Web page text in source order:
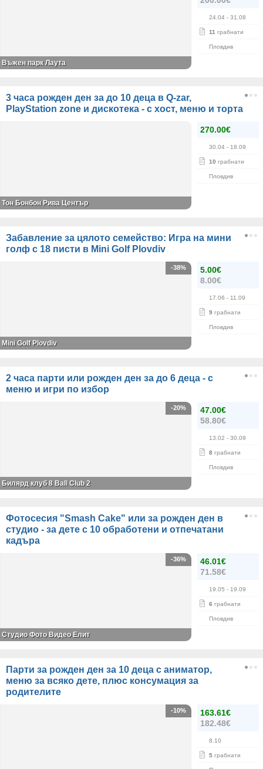
24.04 - 31.08
11 грабнати
Пловдив
Въжен парк Лаута
3 часа рожден ден за до 10 деца в Q-zar,
PlayStation zone и дискотека - с хост, меню и торта
270.00€
30.04 - 18.09
10 грабнати
Пловдив
Тон Бонбон Рива Център
Забавление за цялото семейство: Игра на мини
голф с 18 писти в Mini Golf Plovdiv
5.00€
8.00€
17.06 - 11.09
9 грабнати
Пловдив
-38%
Mini Golf Plovdiv
2 часа парти или рожден ден за до 6 деца - с
меню и игри по избор
47.00€
58.80€
13.02 - 30.09
8 грабнати
Пловдив
-20%
Билярд клуб 8 Ball Club 2
Фотосесия "Smash Cake" или за рожден ден в
студио - за дете с 10 обработени и отпечатани
кадъра
46.01€
71.58€
19.05 - 19.09
6 грабнати
Пловдив
-36%
Студио Фото Видео Елит
Парти за рожден ден за 10 деца с аниматор,
меню за всяко дете, плюс консумация за
родителите
163.61€
182.48€
8.10
5 грабнати
-10%